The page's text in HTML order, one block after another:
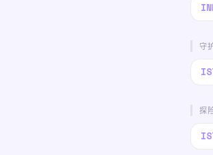
守
探